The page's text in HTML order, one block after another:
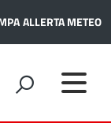
ALLERTA METEO